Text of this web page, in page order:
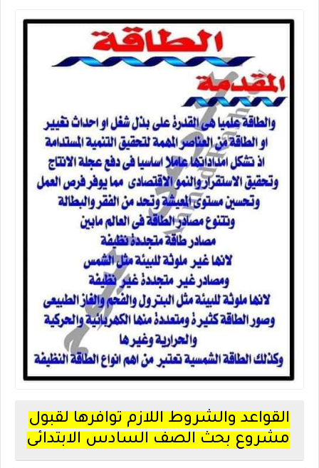
القواعد والشروط اللازم توافرها لقبول
مشروع بحث الصف السادس الابتدائى